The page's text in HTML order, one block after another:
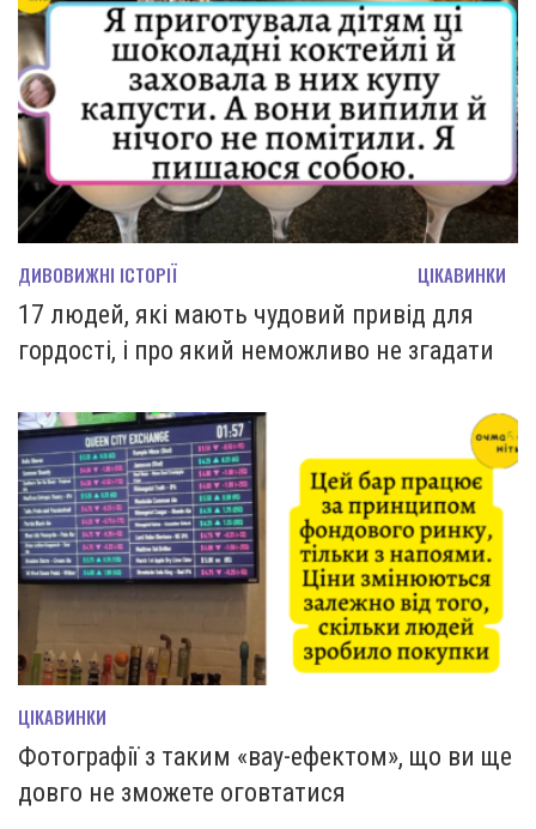
ДИВОВИЖНІ ІСТОРІЇ ЦІКАВИНКИ
17 людей, які мають чудовий привід для
гордості, і про який неможливо не згадати
ЦІКАВИНКИ
Фотографії з таким «вау-ефектом», що ви ще
довго не зможете оговтатися